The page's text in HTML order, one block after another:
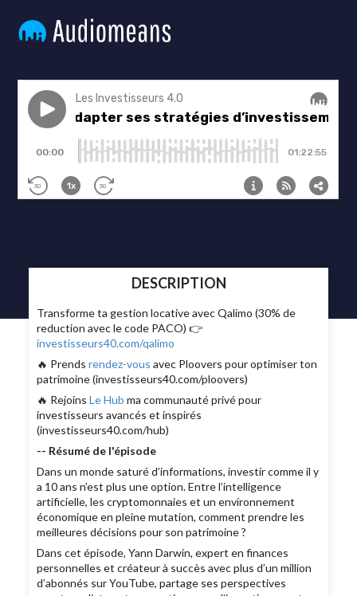
DESCRIPTION
Transforme ta gestion locative avec Qalimo (30% de
reduction avec le code PACO) 👉
investisseurs40.com/qalimo
🔥 Prendsrendez-vous avec Ploovers pour optimiser ton
patrimoine (investisseurs40.com/ploovers)
🔥 RejoinsLe Hub ma communauté privé pour
investisseurs avancés et inspirés
(investisseurs40.com/hub)
-- Résumé de l'épisode
Dans un monde saturé d’informations, investir comme il y
a 10 ans n’est plus une option. Entre l’intelligence
artificielle, les cryptomonnaies et un environnement
économique en pleine mutation, comment prendre les
meilleures décisions pour son patrimoine ?
Dans cet épisode, Yann Darwin, expert en finances
personnelles et créateur à succès avec plus d’un million
d’abonnés sur YouTube, partage ses perspectives